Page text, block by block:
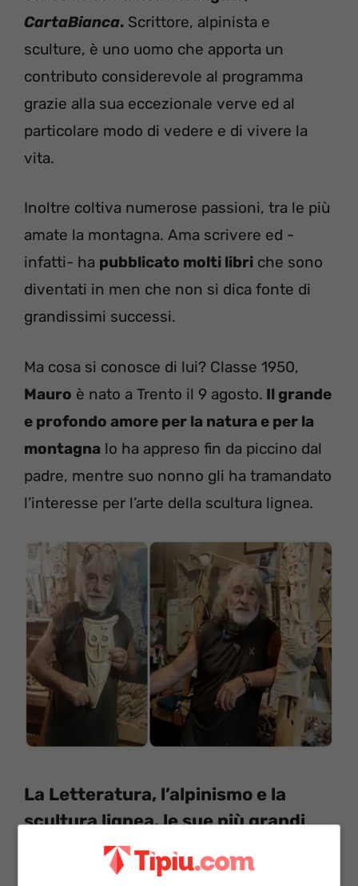
CartaBianca. Scrittore, alpinista e
sculture, è uno uomo che apporta un
contributo considerevole al programma
grazie alla sua eccezionale verve ed al
particolare modo di vedere e di vivere la
vita.
Inoltre coltiva numerose passioni, tra le più
amate la montagna. Ama scrivere ed -
infatti- ha pubblicato molti libri che sono
diventati in men che non si dica fonte di
grandissimi successi.
Ma cosa si conosce di lui? Classe 1950,
Mauro è nato a Trento il 9 agosto. Il grande
e profondo amore per la natura e per la
montagna lo ha appreso fin da piccino dal
padre, mentre suo nonno gli ha tramandato
l’interesse per l’arte della scultura lignea.
La Letteratura, l’alpinismo e la
scultura lignea, le sue più grandi